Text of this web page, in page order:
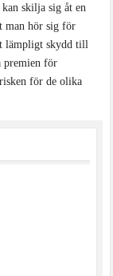
skilja sig åt en
man hör sig för
lämpligt skydd till
premien för
för de olika